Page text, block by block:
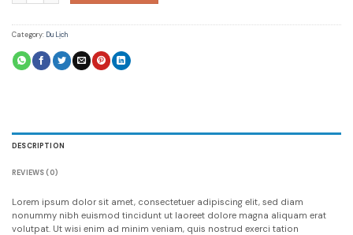
Category: Du Lịch
DESCRIPTION
REVIEWS (0)
Lorem ipsum dolor sit amet, consectetuer adipiscing elit, sed diam
nonummy nibh euismod tincidunt ut laoreet dolore magna aliquam erat
volutpat. Ut wisi enim ad minim veniam, quis nostrud exerci tation